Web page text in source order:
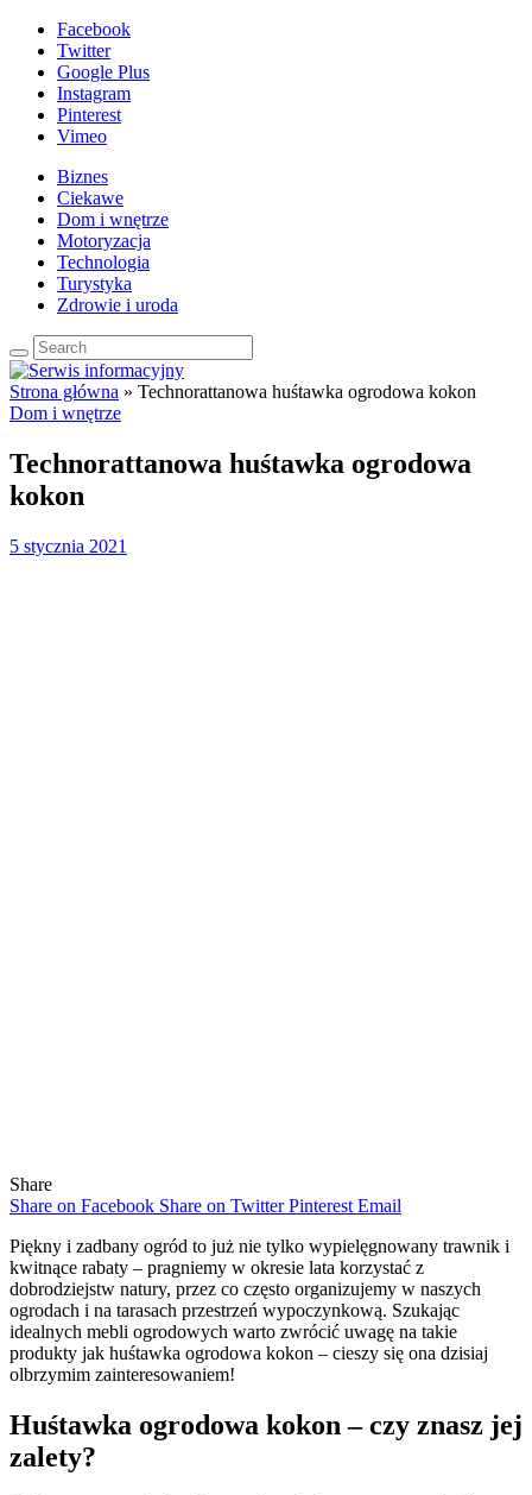
Facebook
Twitter
Google Plus
Instagram
Pinterest
Vimeo
Biznes
Ciekawe
Dom i wnętrze
Motoryzacja
Technologia
Turystyka
Zdrowie i uroda
Strona główna » Technorattanowa huśtawka ogrodowa kokon
Dom i wnętrze
Technorattanowa huśtawka ogrodowa
kokon
5 stycznia 2021
Share
Share on Facebook Share on Twitter Pinterest Email
Piękny i zadbany ogród to już nie tylko wypielęgnowany trawnik i
kwitnące rabaty – pragniemy w okresie lata korzystać z
dobrodziejstw natury, przez co często organizujemy w naszych
ogrodach i na tarasach przestrzeń wypoczynkową. Szukając
idealnych mebli ogrodowych warto zwrócić uwagę na takie
produkty jak huśtawka ogrodowa kokon – cieszy się ona dzisiaj
olbrzymim zainteresowaniem!
Huśtawka ogrodowa kokon – czy znasz jej
zalety?